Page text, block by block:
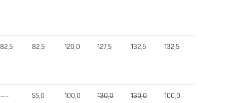
82,5 82,5 120,0 127,5 132,5 132,5
—– 55,0 100,0 130,0 130,0 100,0